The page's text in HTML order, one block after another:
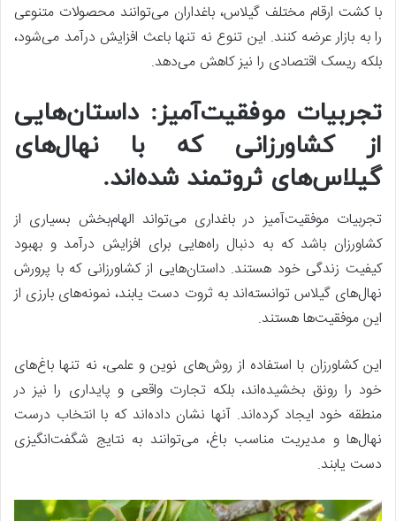
با کشت ارقام مختلف گیلاس، باغداران می‌توانند محصولات متنوعی
را به بازار عرضه کنند. این تنوع نه تنها باعث افزایش درآمد می‌شود،
بلکه ریسک اقتصادی را نیز کاهش می‌دهد.
تجربیات موفقیت‌آمیز: داستان‌هایی
از کشاورزانی که با نهال‌های
گیلاس‌های ثروتمند شده‌اند.
تجربیات موفقیت‌آمیز در باغداری می‌تواند الهام‌بخش بسیاری از
کشاورزان باشد که به دنبال راه‌هایی برای افزایش درآمد و بهبود
کیفیت زندگی خود هستند. داستان‌هایی از کشاورزانی که با پرورش
نهال‌های گیلاس توانسته‌اند به ثروت دست یابند، نمونه‌های بارزی از
این موفقیت‌ها هستند.
این کشاورزان با استفاده از روش‌های نوین و علمی، نه تنها باغ‌های
خود را رونق بخشیده‌اند، بلکه تجارت واقعی و پایداری را نیز در
منطقه خود ایجاد کرده‌اند. آنها نشان داده‌اند که با انتخاب درست
نهال‌ها و مدیریت مناسب باغ، می‌توانند به نتایج شگفت‌انگیزی
دست یابند.